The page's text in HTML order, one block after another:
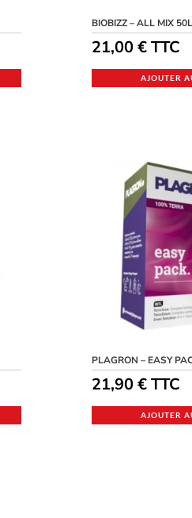
BIOBIZZ – ALL MIX 50L
21,00€TTC
AJOUTER
PLAGRON – EASY
21,90€TTC
AJOUTER